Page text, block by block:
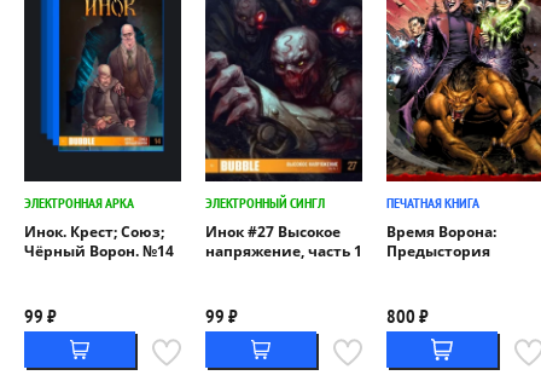
ЭЛЕКТРОННАЯ АРКА
Инок. Крест; Союз;
Чёрный Ворон. №14
99 ₽
ЭЛЕКТРОННЫЙ СИНГЛ
Инок #27 Высокое
напряжение, часть 1
99 ₽
ПЕЧАТНАЯ КНИГА
Время Ворона:
Предыстория
800 ₽